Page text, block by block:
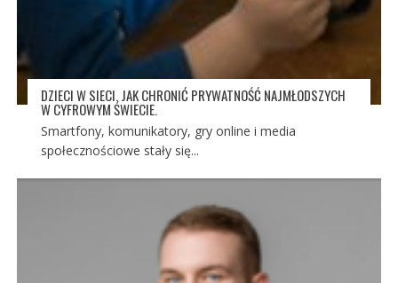
DZIECI W SIECI. JAK CHRONIĆ PRYWATNOŚĆ NAJMŁODSZYCH
W CYFROWYM ŚWIECIE.
Smartfony, komunikatory, gry online i media
społecznościowe stały się...